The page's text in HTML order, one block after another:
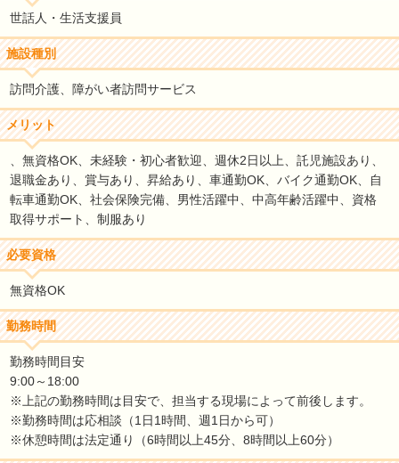
世話人・生活支援員
施設種別
訪問介護、障がい者訪問サービス
メリット
、無資格OK、未経験・初心者歓迎、週休2日以上、託児施設あり、
退職金あり、賞与あり、昇給あり、車通勤OK、バイク通勤OK、自
転車通勤OK、社会保険完備、男性活躍中、中高年齢活躍中、資格
取得サポート、制服あり
必要資格
無資格OK
勤務時間
勤務時間目安
9:00～18:00
※上記の勤務時間は目安で、担当する現場によって前後します。
※勤務時間は応相談（1日1時間、週1日から可）
※休憩時間は法定通り（6時間以上45分、8時間以上60分）